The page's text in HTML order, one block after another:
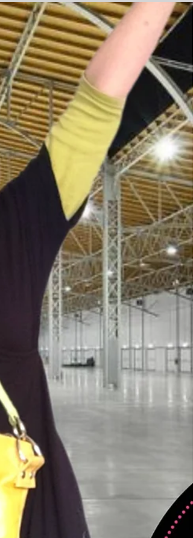
CityDesignQuartier
Oh ja, es gibt eine neue Veranstaltung
Diesmal zwar ohne meine Anwesenheit,
die Tin-Gs sind vertreten♥ Wir freuen uns,
denn die K&K Hof Boutique ist Teil des City
Design Quartiers – dem Fashion-, Genuss- &
Designmarkt im Herzen Wiens und Tin-G ist
ein Teil davon.♥ Drei Tage voller Mode,
und besonderer Entdeckungen in
einzigartiger Atmosphäre. Freitag: 15:00-
Samstag: 10:00-20:00 und Sonntag: 10:00 -
18:00 Wo: PALAIS NIEDERÖSTERREICH,
Herrengasse 13, 1010 Wien